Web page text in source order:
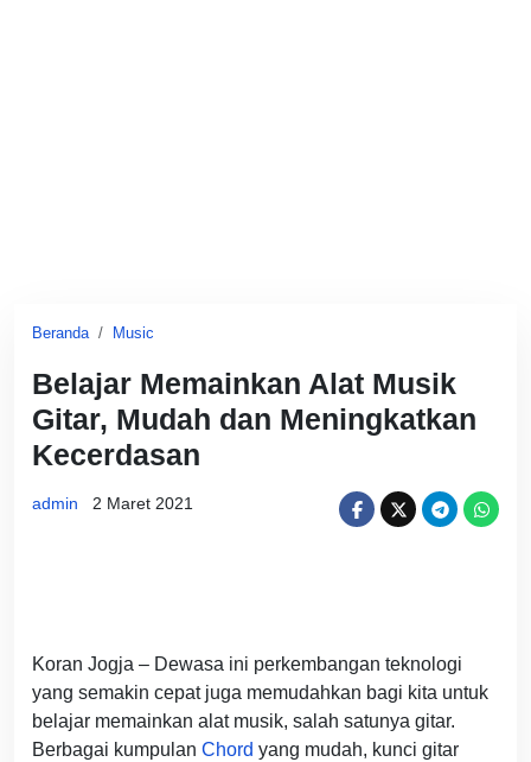
Beranda Music
Belajar Memainkan Alat Musik
Gitar, Mudah dan Meningkatkan
Kecerdasan
admin 2 Maret 2021
Koran Jogja – Dewasa ini perkembangan teknologi
yang semakin cepat juga memudahkan bagi kita untuk
belajar memainkan alat musik, salah satunya gitar.
Berbagai kumpulan Chord yang mudah, kunci gitar